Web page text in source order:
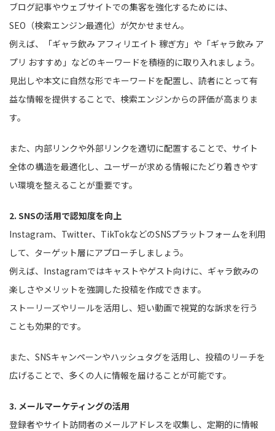
ブログ記事やウェブサイトでの集客を強化するためには、
SEO（検索エンジン最適化）が欠かせません。
例えば、「ギャラ飲み アフィリエイト 稼ぎ方」や「ギャラ飲み ア
プリ おすすめ」などのキーワードを積極的に取り入れましょう。
見出しや本文に自然な形でキーワードを配置し、読者にとって有
益な情報を提供することで、検索エンジンからの評価が高まりま
す。
また、内部リンクや外部リンクを適切に配置することで、サイト
全体の構造を最適化し、ユーザーが求める情報にたどり着きやす
い環境を整えることが重要です。
2. SNSの活用で認知度を向上
Instagram、Twitter、TikTokなどのSNSプラットフォームを利用
して、ターゲット層にアプローチしましょう。
例えば、Instagramではキャストやゲスト向けに、ギャラ飲みの
楽しさやメリットを強調した投稿を作成できます。
ストーリーズやリールを活用し、短い動画で視覚的な訴求を行う
ことも効果的です。
また、SNSキャンペーンやハッシュタグを活用し、投稿のリーチを
広げることで、多くの人に情報を届けることが可能です。
3. メールマーケティングの活用
登録者やサイト訪問者のメールアドレスを収集し、定期的に情報